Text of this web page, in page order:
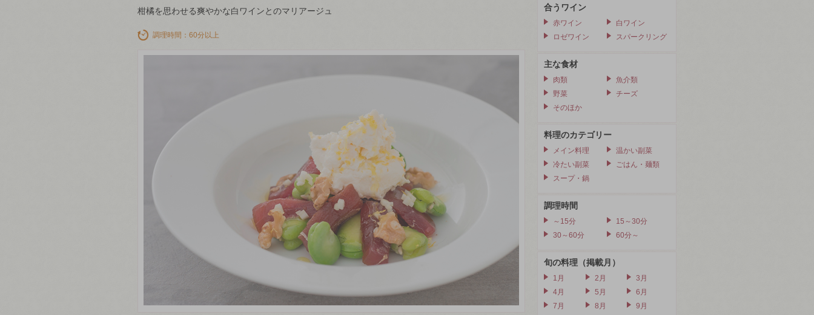
柑橘を思わせる爽やかな白ワインとのマリアージュ
調理時間：60分以上
合うワイン
赤ワイン
白ワイン
ロゼワイン
スパークリング
主な食材
肉類
魚介類
野菜
チーズ
そのほか
料理のカテゴリー
メイン料理
温かい副菜
冷たい副菜
ごはん・麺類
スープ・鍋
調理時間
～15分
15～30分
30～60分
60分～
旬の料理（掲載月）
1月 2月
3月
4月
5月
6月
7月
8月
9月